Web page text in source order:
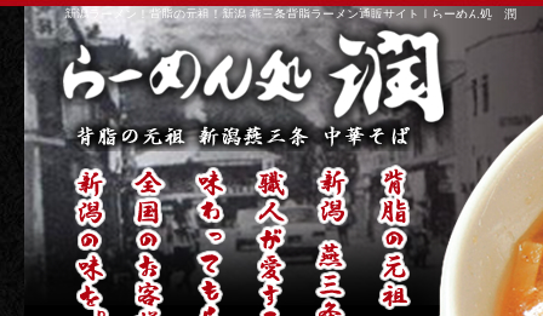
新潟ラーメン！背脂の元祖！新潟 燕三条背脂ラーメン通販サイト｜らーめん処 潤